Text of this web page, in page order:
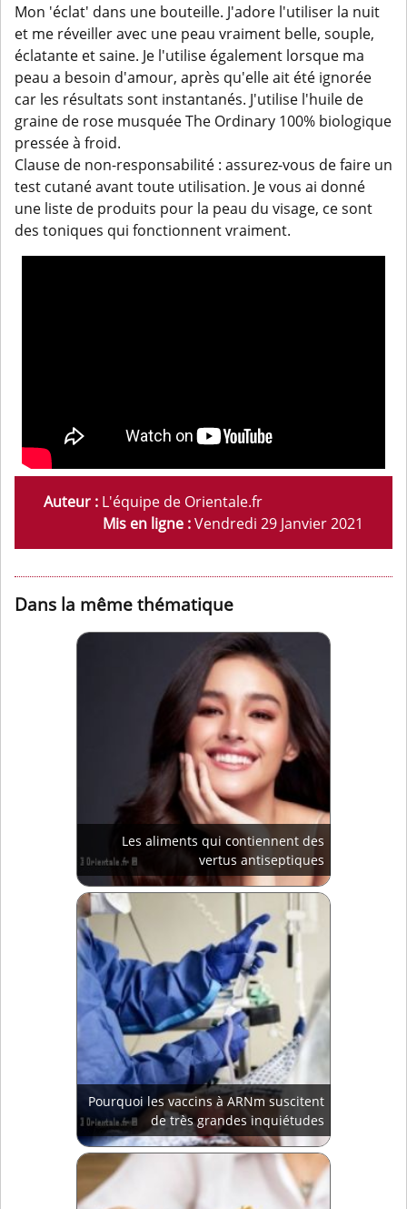
Mon 'éclat' dans une bouteille. J'adore l'utiliser la nuit
et me réveiller avec une peau vraiment belle, souple,
éclatante et saine. Je l'utilise également lorsque ma
peau a besoin d'amour, après qu'elle ait été ignorée
car les résultats sont instantanés. J'utilise l'huile de
graine de rose musquée The Ordinary 100% biologique
pressée à froid.
Clause de non-responsabilité : assurez-vous de faire un
test cutané avant toute utilisation. Je vous ai donné
une liste de produits pour la peau du visage, ce sont
des toniques qui fonctionnent vraiment.
Auteur : L'équipe de Orientale.fr
Mis en ligne :Vendredi 29 Janvier 2021
Dans la même thématique
Les aliments qui contiennent des
vertus antiseptiques
Pourquoi les vaccins à ARNm suscitent
de très grandes inquiétudes